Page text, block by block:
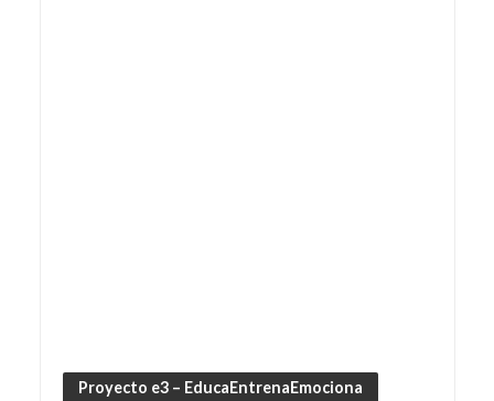
Proyecto e3 – EducaEntrenaEmociona